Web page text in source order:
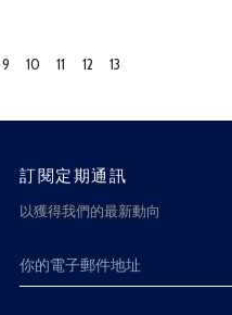
9 10 11 12 13
訂閱定期通訊
以獲得我們的最新動向